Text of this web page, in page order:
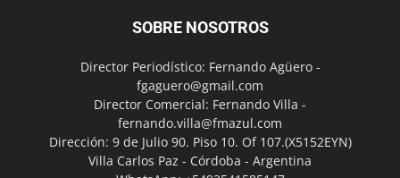
SOBRE NOSOTROS
Director Periodístico: Fernando Agüero -
fgaguero@gmail.com
Director Comercial: Fernando Villa -
fernando.villa@fmazul.com
Dirección: 9 de Julio 90. Piso 10. Of 107.(X5152EYN)
Villa Carlos Paz - Córdoba - Argentina